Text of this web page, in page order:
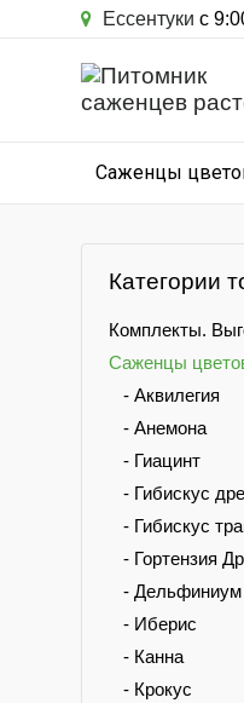
Ессентуки с
Саженцы
Категории
Комплекты.
Саженцы
- Аквилегия
- Анемона
- Гиацинт
- Гибискус
- Гибискус
- Гортензия
- Дельфиниум
- Иберис
- Канна
- Крокус